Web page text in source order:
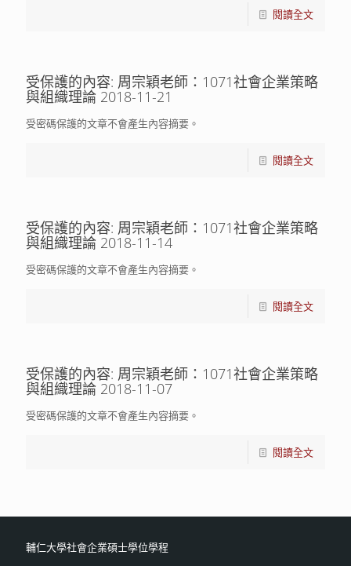
閱讀全文
受保護的內容: 周宗穎老師：1071社會企業策略
與組織理論 2018-11-21
受密碼保護的文章不會產生內容摘要。
閱讀全文
受保護的內容: 周宗穎老師：1071社會企業策略
與組織理論 2018-11-14
受密碼保護的文章不會產生內容摘要。
閱讀全文
受保護的內容: 周宗穎老師：1071社會企業策略
與組織理論 2018-11-07
受密碼保護的文章不會產生內容摘要。
閱讀全文
輔仁大學社會企業碩士學位學程